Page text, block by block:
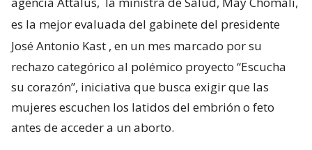
es la mejor evaluada del gabinete del presidente
José Antonio Kast , en un mes marcado por su
rechazo categórico al polémico proyecto “Escucha
su corazón”, iniciativa que busca exigir que las
mujeres escuchen los latidos del embrión o feto
antes de acceder a un aborto.